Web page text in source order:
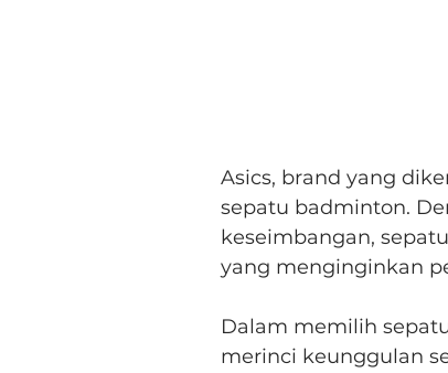
Asics, brand yang
sepatu badminton.
keseimbangan,
yang menginginkan
Dalam memilih
merinci keunggulan